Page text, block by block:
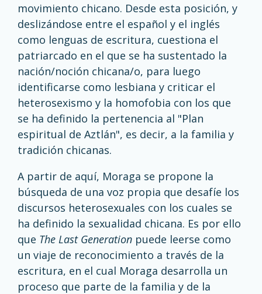
movimiento chicano. Desde esta posición, y
deslizándose entre el español y el inglés
como lenguas de escritura, cuestiona el
patriarcado en el que se ha sustentado la
nación/noción chicana/o, para luego
identificarse como lesbiana y criticar el
heterosexismo y la homofobia con los que
se ha definido la pertenencia al "Plan
espiritual de Aztlán", es decir, a la familia y
tradición chicanas.
A partir de aquí, Moraga se propone la
búsqueda de una voz propia que desafíe los
discursos heterosexuales con los cuales se
ha definido la sexualidad chicana. Es por ello
que The Last Generation puede leerse como
un viaje de reconocimiento a través de la
escritura, en el cual Moraga desarrolla un
proceso que parte de la familia y de la